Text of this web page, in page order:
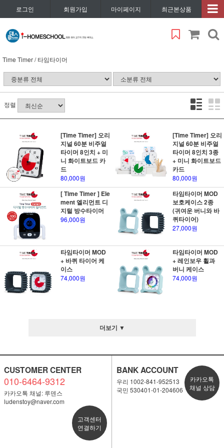
로그인 회원가입 마이페이지 최근본상품
Time Timer / 타임타이머
정렬
[Time Timer] 오리
지널 60분 비주얼
타이머 8인치 + 미
니 화이트보드 카
드
80,000원
[Time Timer] 오리
지널 60분 비주얼
타이머 8인치 3종
+ 미니 화이트보드
카드
80,000원
[ Time Timer ] Ele
ment 엘리먼트 디
지털 방수타이머
96,000원
타임타이머 MOD
보호케이스 2종
(귀여운 버니와 바
퀴타이어)
27,000원
타임타이머 MOD
+ 바퀴 타이어 케
이스
74,000원
타임타이머 MOD
+ 레인보우 휠과
버니 케이스
74,000원
더보기 ▼
CUSTOMER CENTER
010-6464-9312
카카오톡 채널: 루덴스
ludenstoy@naver.com
고객센터
연결하기
BANK ACCOUNT
우리 1002-841-952513
국민 530401-01-204606
카카오톡
채널 상담